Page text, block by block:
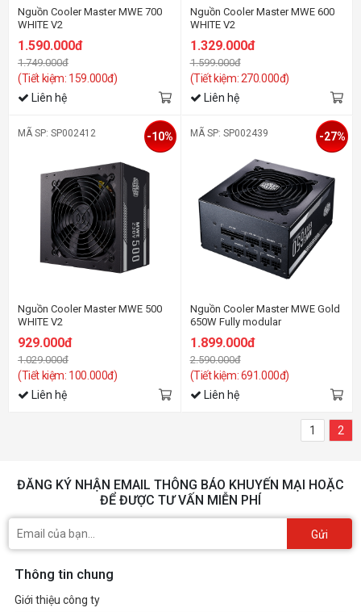
Nguồn Cooler Master MWE 700
WHITE V2
1.590.000đ
1.749.000đ
(Tiết kiệm: 159.000đ)
Liên hệ
Nguồn Cooler Master MWE 600
WHITE V2
1.329.000đ
1.599.000đ
(Tiết kiệm: 270.000đ)
Liên hệ
MÃ SP: SP002412
Nguồn Cooler Master MWE 500
WHITE V2
929.000đ
1.029.000đ
(Tiết kiệm: 100.000đ)
-10%
Liên hệ
MÃ SP: SP002439
Nguồn Cooler Master MWE Gold
650W Fully modular
1.899.000đ
2.590.000đ
(Tiết kiệm: 691.000đ)
-27%
Liên hệ
1 2
ĐĂNG KÝ NHẬN EMAIL THÔNG BÁO KHUYẾN MẠI HOẶC
ĐỂ ĐƯỢC TƯ VẤN MIỄN PHÍ
Gửi
Thông tin chung
Giới thiệu công ty